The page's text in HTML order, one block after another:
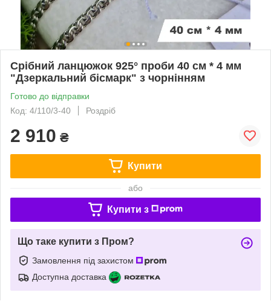
Срібний ланцюжок 925° проби 40 см * 4 мм
"Дзеркальний бісмарк" з чорнінням
Готово до відправки
Код: 4/110/3-40
Роздріб
2 910 ₴
Купити
або
Купити з
Що таке купити з Пром?
Замовлення під захистом
Доступна доставка